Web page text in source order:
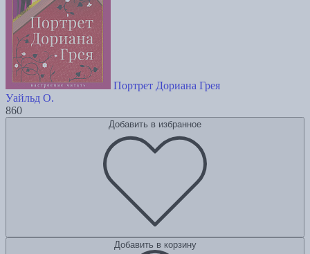
Портрет Дориана Грея
Уайльд О.
860
Добавить в избранное
Добавить в корзину